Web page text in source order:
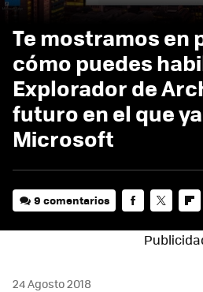
Te mostramos en
cómo puedes
Explorador de
futuro en el que
Microsoft
9 comentarios
24 Agosto 2018